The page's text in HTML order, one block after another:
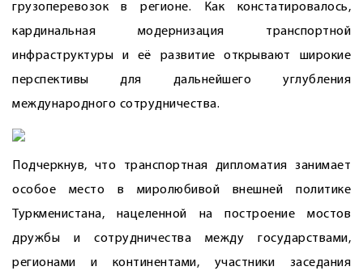
грузоперевозок в регионе. Как констатировалось,
кардинальная модернизация транспортной
инфраструктуры и её развитие открывают широкие
перспективы для дальнейшего углубления
международного сотрудничества.
Подчеркнув, что транспортная дипломатия занимает
особое место в миролюбивой внешней политике
Туркменистана, нацеленной на построение мостов
дружбы и сотрудничества между государствами,
регионами и континентами, участники заседания